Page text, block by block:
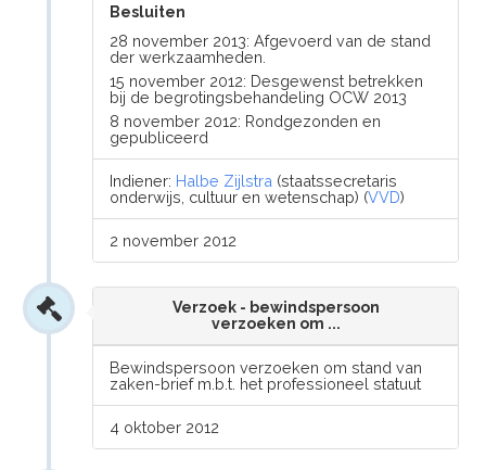
Besluiten
28 november 2013: Afgevoerd van de stand
der werkzaamheden.
15 november 2012: Desgewenst betrekken
bij de begrotingsbehandeling OCW 2013
8 november 2012: Rondgezonden en
gepubliceerd
Indiener: Halbe Zijlstra (staatssecretaris
onderwijs, cultuur en wetenschap) (VVD)
2 november 2012
Verzoek - bewindspersoon
verzoeken om ...
Bewindspersoon verzoeken om stand van
zaken-brief m.b.t. het professioneel statuut
4 oktober 2012